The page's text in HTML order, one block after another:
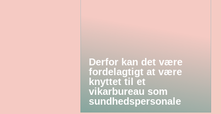
Derfor kan det være
fordelagtigt at være
knyttet til et
vikarbureau som
sundhedspersonale